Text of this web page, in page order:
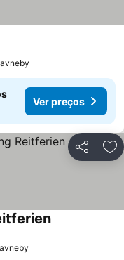
Ver preços
Partilhar